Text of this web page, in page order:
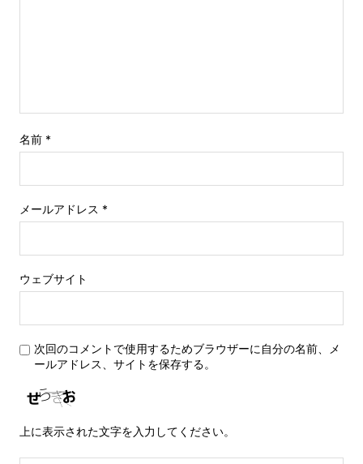
名前 *
メールアドレス *
ウェブサイト
次回のコメントで使用するためブラウザーに自分の名前、メ
ールアドレス、サイトを保存する。
上に表示された文字を入力してください。